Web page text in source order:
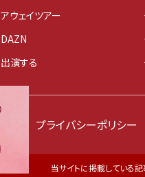
アウェイツアー
DAZN
出演する
プライバシーポリシー
当サイトに掲載している記